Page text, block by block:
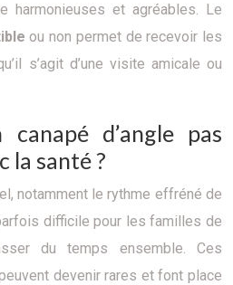
harmonieuses et agréables. Le
ou non permet de recevoir les
s’agit d’une visite amicale ou
canapé d’angle pas
la santé ?
notamment le rythme effréné de
difficile pour les familles de
du temps ensemble. Ces
devenir rares et font place